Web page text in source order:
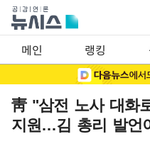
메인 랭킹
靑 "삼전 노사 대화
지원…김 총리 발언